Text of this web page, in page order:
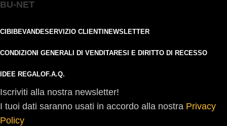
BU-NET
CIBIBEVANDESERVIZIO CLIENTINEWSLETTER
CONDIZIONI GENERALI DI VENDITARESI E DIRITTO DI RECESSO
IDEE REGALOF.A.Q.
Iscriviti alla nostra newsletter!
I tuoi dati saranno usati in accordo alla nostra Privacy
Policy